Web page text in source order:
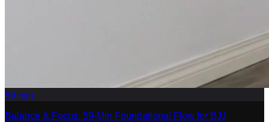
59 min
Balance & Focus: 59-Min Foundational Flow for BJJ